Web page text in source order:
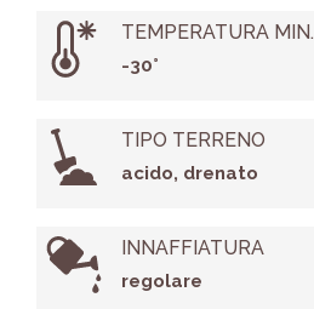
TEMPERATURA MIN.
-30°
TIPO TERRENO
acido, drenato
INNAFFIATURA
regolare